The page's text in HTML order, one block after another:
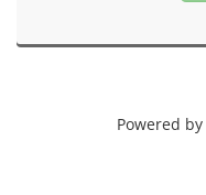
Powered by